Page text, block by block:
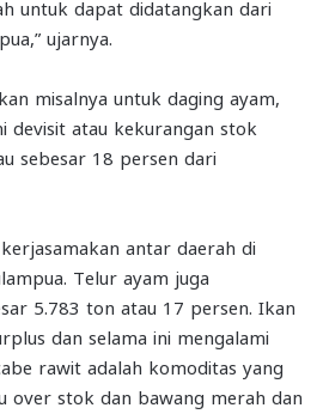
untuk dapat didatangkan dari
ujarnya.
misalnya untuk daging ayam,
devisit atau kekurangan stok
sebesar 18 persen dari
antar daerah di
Telur ayam juga
5.783 ton atau 17 persen. Ikan
dan selama ini mengalami
rawit adalah komoditas yang
over stok dan bawang merah dan